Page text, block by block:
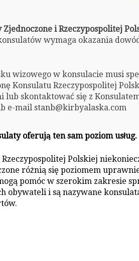
i Rzeczypospolitej
wymaga okazania
wizowego w konsulacie musi
Konsulatu Rzeczypospolitej
lub skontaktować się z
e-mail stanb@kirbyalaska.com
oferują ten sam poziom usług.
Polskiej
różnią się poziomem
pomóc w szerokim zakresie
obywateli i są nazywane